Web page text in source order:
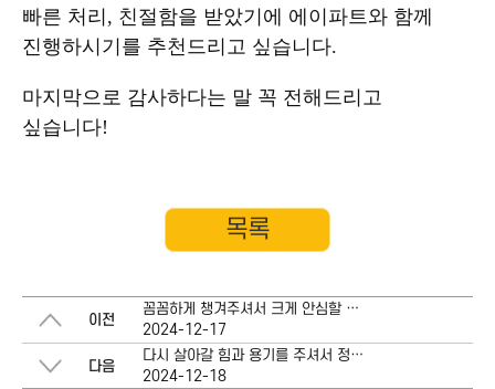
빠른 처리, 친절함을 받았기에 에이파트와 함께
진행하시기를 추천드리고 싶습니다.
마지막으로 감사하다는 말 꼭 전해드리고
싶습니다!
목록
이전
꼼꼼하게 챙겨주셔서 크게 안심할 수 있었고, 마음편히 사회활동을 할 수 있게 되었습니다.
2024-12-17
다음
다시 살아갈 힘과 용기를 주셔서 정말 감사합니다.
2024-12-18